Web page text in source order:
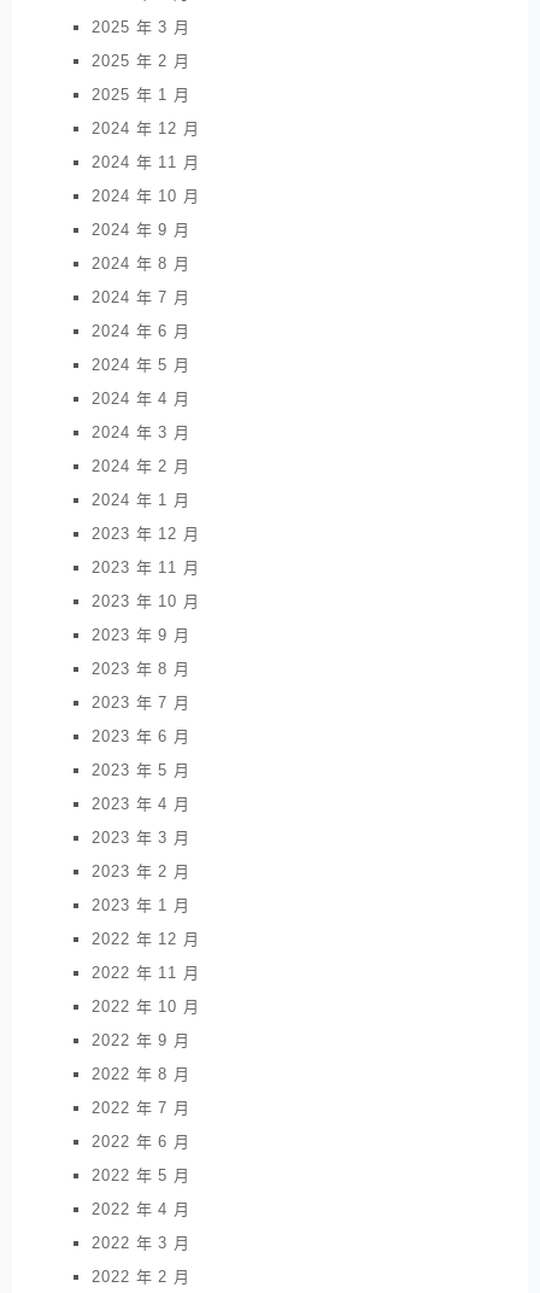
2025 年 3 月
2025 年 2 月
2025 年 1 月
2024 年 12 月
2024 年 11 月
2024 年 10 月
2024 年 9 月
2024 年 8 月
2024 年 7 月
2024 年 6 月
2024 年 5 月
2024 年 4 月
2024 年 3 月
2024 年 2 月
2024 年 1 月
2023 年 12 月
2023 年 11 月
2023 年 10 月
2023 年 9 月
2023 年 8 月
2023 年 7 月
2023 年 6 月
2023 年 5 月
2023 年 4 月
2023 年 3 月
2023 年 2 月
2023 年 1 月
2022 年 12 月
2022 年 11 月
2022 年 10 月
2022 年 9 月
2022 年 8 月
2022 年 7 月
2022 年 6 月
2022 年 5 月
2022 年 4 月
2022 年 3 月
2022 年 2 月